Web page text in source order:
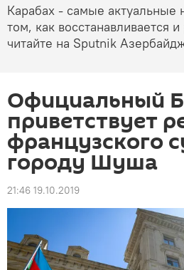
Карабах - самые актуальные
том, как восстанавливается
читайте на Sputnik
Официальный
приветствует
французского
городу Шуша
21:46 19.10.2019